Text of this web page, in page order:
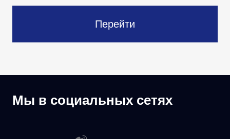
Перейти
Мы в социальных сетях